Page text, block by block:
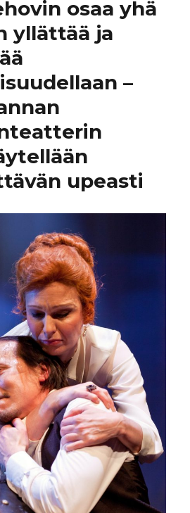
osaa yhä
yllättää ja
–
upeasti